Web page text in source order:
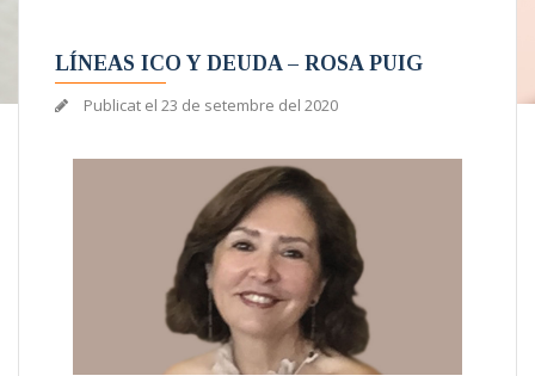
LÍNEAS ICO Y DEUDA – ROSA PUIG
Publicat el 23 de setembre del 2020